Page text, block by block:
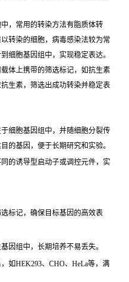
，常用的转染方法有脂质体转
转染的细胞，病毒感染法较为常
细胞基因组中，实现稳定表达。
体上携带的筛选标记，如抗生素
生素，筛选出成功转染并稳定表
细胞基因组中，并随细胞分裂传
的基因，便于长期研究和实验。
的诱导型启动子或调控元件，实
标记，确保目标基因的高效表
因组中，长期培养不易丢失。
如HEK293、CHO、HeLa等，满